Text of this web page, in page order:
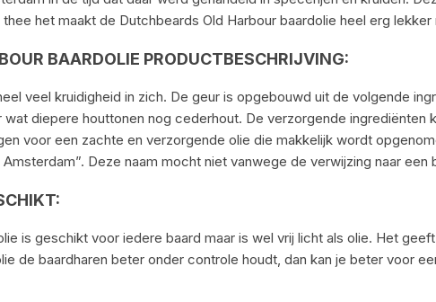
thee het maakt de Dutchbeards Old Harbour baardolie heel erg
BAARDOLIE PRODUCTBESCHRIJVING:
veel kruidigheid in zich. De geur is opgebouwd uit de volgende
diepere houttonen nog cederhout. De verzorgende ingrediënten
voor een zachte en verzorgende olie die makkelijk wordt
Deze naam mocht niet vanwege de verwijzing naar een
is geschikt voor iedere baard maar is wel vrij licht als olie. Het
de baardharen beter onder controle houdt, dan kan je beter voor